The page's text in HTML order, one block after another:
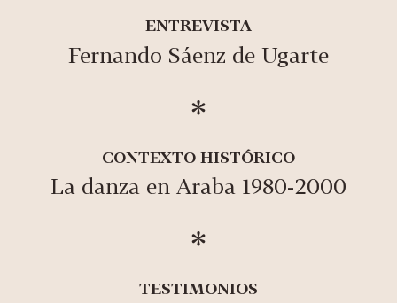
ENTREVISTA
Fernando Sáenz de Ugarte
CONTEXTO HISTÓRICO
La danza en Araba 1980-2000
TESTIMONIOS